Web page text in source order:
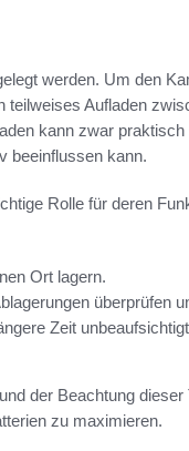
werden. Um den
Aufladen
kann zwar
beeinflussen kann.
Rolle für deren
Ort lagern.
überprüfen
Zeit
und der Beachtung
zu maximieren.